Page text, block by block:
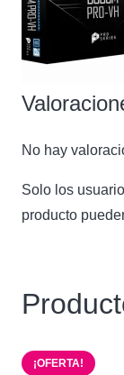
No hay
Solo los
producto
¡OFERTA!